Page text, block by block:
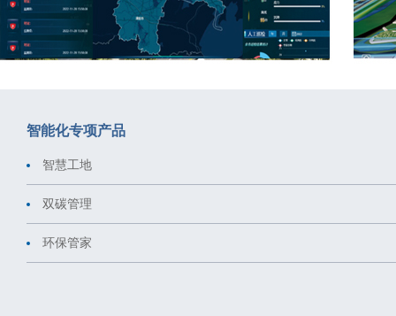
智能化专项产品
智慧工地
双碳管理
环保管家